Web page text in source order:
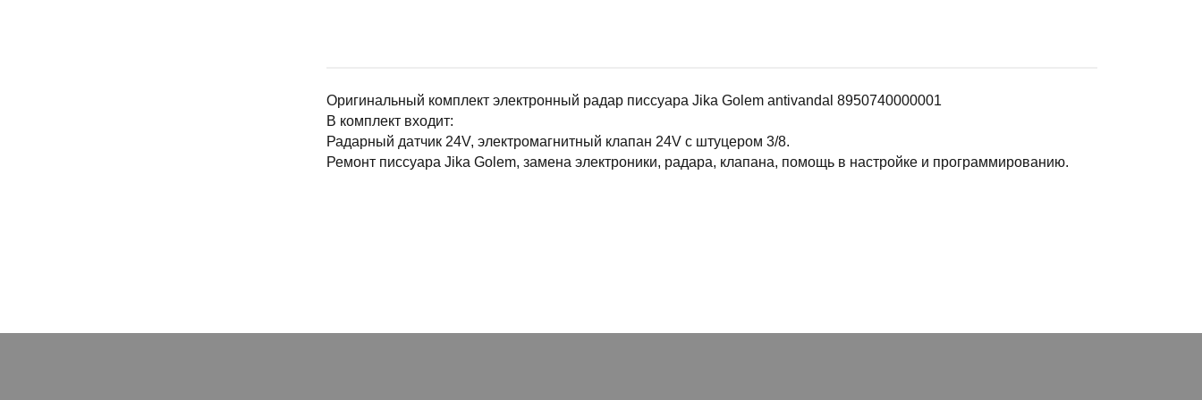
Оригинальный комплект электронный радар писсуара Jika Golem antivandal 8950740000001
В комплект входит:
Радарный датчик 24V, электромагнитный клапан 24V с штуцером 3/8.
Ремонт писсуара Jika Golem, замена электроники, радара, клапана, помощь в настройке и программированию.